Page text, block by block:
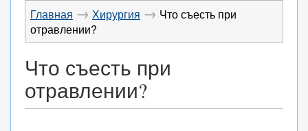
Главная → Хирургия → Что съесть при
отравлении?
Что съесть при
отравлении?